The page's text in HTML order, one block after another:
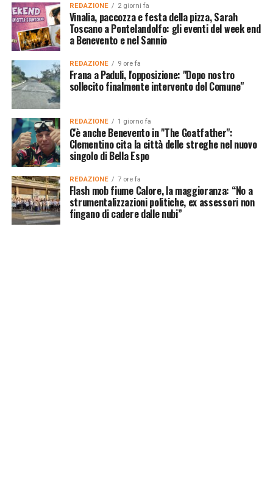
REDAZIONE 2 giorni fa
Vinalia, paccozza e festa della pizza, Sarah
Toscano a Pontelandolfo: gli eventi del week end
a Benevento e nel Sannio
REDAZIONE 9 ore fa
Frana a Paduli, l'opposizione: "Dopo nostro
sollecito finalmente intervento del Comune"
REDAZIONE 1 giorno fa
C'è anche Benevento in "The Goatfather":
Clementino cita la città delle streghe nel nuovo
singolo di Bella Espo
REDAZIONE 7 ore fa
Flash mob fiume Calore, la maggioranza: “No a
strumentalizzazioni politiche, ex assessori non
fingano di cadere dalle nubi”